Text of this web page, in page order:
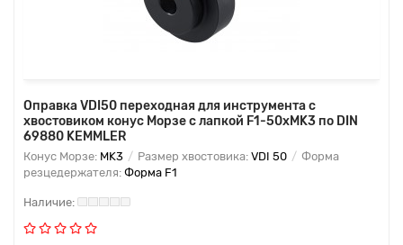
Оправка VDI50 переходная для инструмента с
хвостовиком конус Морзе с лапкой F1-50хMK3 по DIN
69880 KEMMLER
Конус Морзе: MK3 Размер хвостовика: VDI 50
Форма
резцедержателя: Форма F1